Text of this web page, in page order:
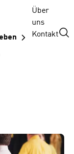
Über
uns
Kontakt